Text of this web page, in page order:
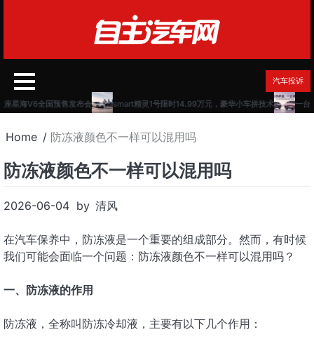
汽车投诉
星海V6全国预售发布会 smart精灵1号限时14.99万元，豪华小车拼技术 一台卷
Home 防冻液颜色不一样可以混用吗
防冻液颜色不一样可以混用吗
2026-06-04 by 清风
在汽车保养中，防冻液是一个重要的组成部分。然而，有时候
我们可能会面临一个问题：防冻液颜色不一样可以混用吗？
一、防冻液的作用
防冻液，全称叫防冻冷却液，主要有以下几个作用：